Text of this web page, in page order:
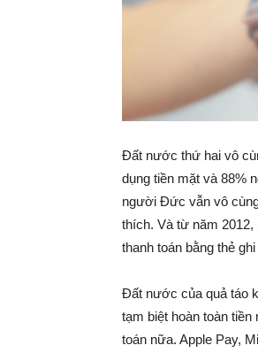
Đất nước thứ hai vô
dụng tiền mặt và 88%
người Đức vẫn vô
thích. Và từ năm
thanh toán bằng thẻ
Đất nước của quả táo
tạm biệt hoàn toàn
toán nữa. Apple Pay,